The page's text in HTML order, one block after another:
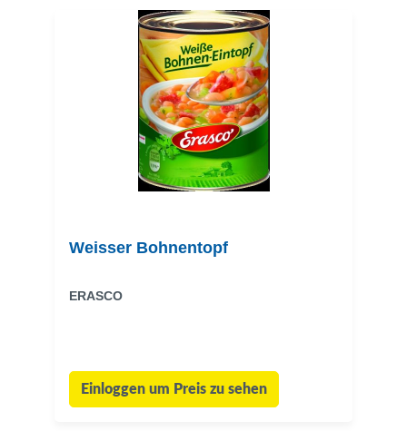
Weisser Bohnentopf
ERASCO
Einloggen um Preis zu sehen